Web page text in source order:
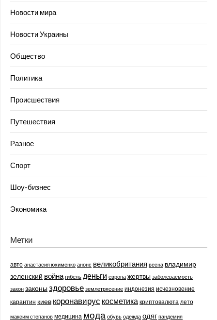
Новости мира
Новости Украины
Общество
Политика
Происшествия
Путешествия
Разное
Спорт
Шоу-бизнес
Экономика
Метки
авто анастасия юхименко анонс великобритания весна владимир
зеленский война гибель деньги европа жертвы заболеваемость
закон законыздоровье землетрясение индонезия исчезновение
карантин киев коронавирус косметика криптовалюта лето
максим степанов медицина мода обувь одежда одяг пандемия